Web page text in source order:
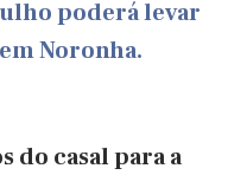
poderá levar
Noronha.
do casal para a